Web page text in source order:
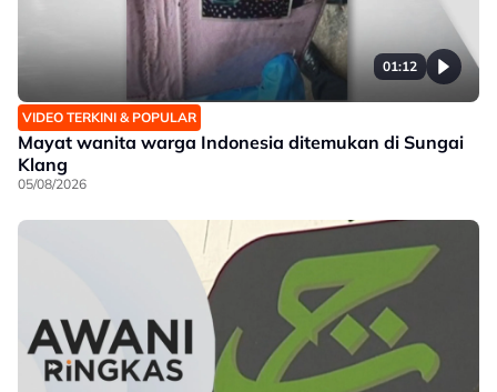
01:12
VIDEO TERKINI & POPULAR
Mayat wanita warga Indonesia ditemukan di Sungai
Klang
05/08/2026